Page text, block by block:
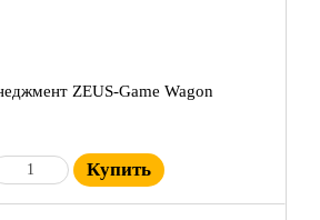
ZEUS-Game Wagon
Купить